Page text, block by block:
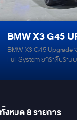
BMW X3 G45
จัดเต็ม
SYSTEM
BMW X3 G45 Upgrade
Full System ยกระดับระบ
Audison แบบ “Full Set”
ทั้งหมด8รายการ